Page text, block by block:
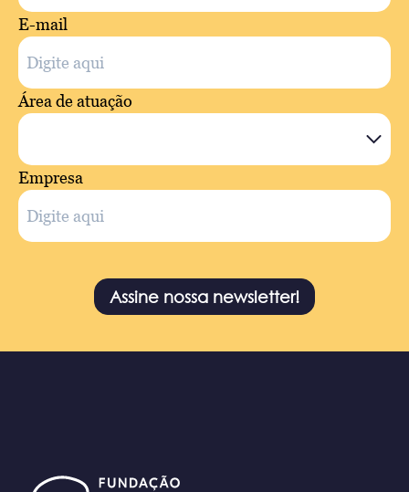
E-mail
Área de atuação
Empresa
Assine nossa newsletter!